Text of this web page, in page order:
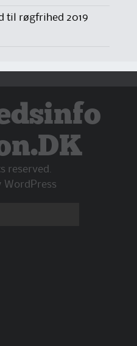
til røgfrihed 2019
reserved.
WordPress